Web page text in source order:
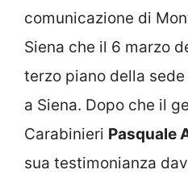
comunicazione di
Siena che il 6 marzo
terzo piano della
a Siena. Dopo che il
Carabinieri Pasquale
sua testimonianza